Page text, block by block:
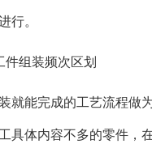
行。
件组装频次区划
就能完成的工艺流程做
具体内容不多的零件，